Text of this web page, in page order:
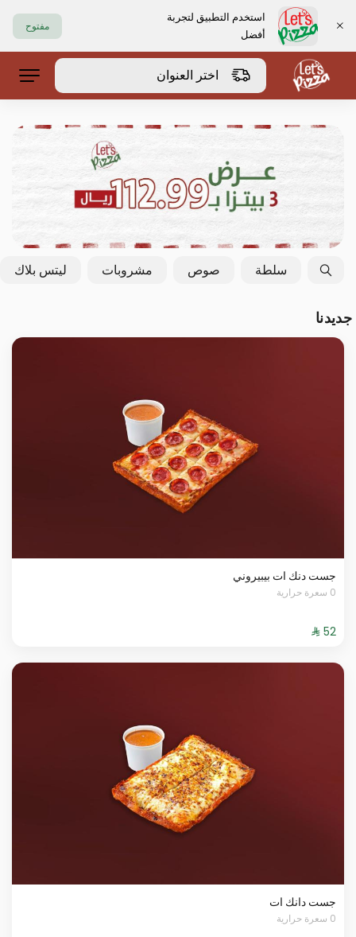
https://www.letspizza.sa/admin/promotion
استخدم التطبيق لتجربة
أفضل
مفتوح
اختر العنوان
حلا سلطة صوص مشروبات ليتس بلاك
جديدنا
جست دنك ات بيبيروني
0 سعرة حرارية
جست دانك ات
0 سعرة حرارية